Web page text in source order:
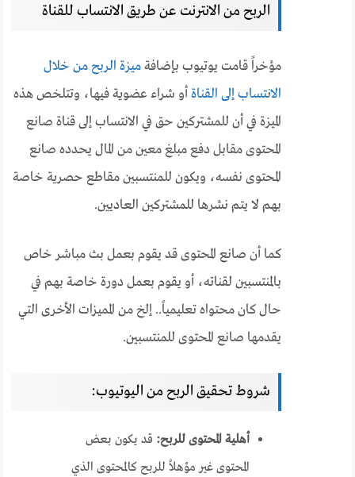
الربح من الانترنت عن طريق الانتساب للقناة
مؤخراً قامت يوتيوب بإضافةميزة الربح من خلال
الانتساب إلى القناةأو شراء عضوية فيها، وتتلخص هذه
الميزة في أن للمشتركين حق في الانتساب إلى قناة صانع
المحتوى مقابل دفع مبلغ معين من المال يحدده صانع
المحتوى نفسه، ويكون للمنتسبين مقاطع حصرية خاصة
بهم لا يتم نشرها للمشتركين العاديين.
كما أن صانع المحتوى قد يقوم بعمل بث مباشر خاص
بالمنتسبين لقناته، أو يقوم بعمل دورة خاصة بهم في
حال كان محتواه تعليمياً.. إلخ من المميزات الأخرى التي
يقدمها صانع المحتوى للمنتسبين.
شروط تحقيق الربح من اليوتيوب:
أهلية المحتوى للربح: قد يكون بعض
المحتوى غير مؤهلاً للربح كالمحتوى الذي